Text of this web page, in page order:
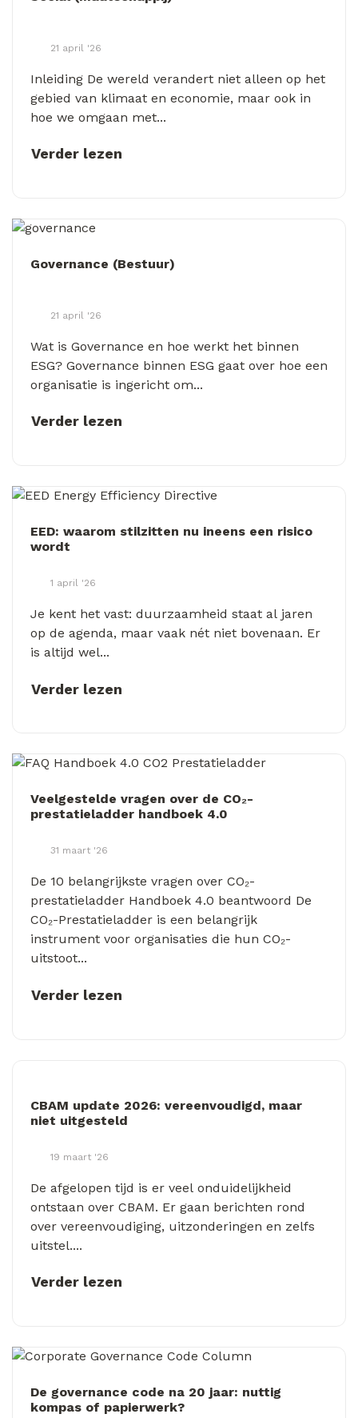
21 april '26
Inleiding De wereld verandert niet alleen op het
gebied van klimaat en economie, maar ook in
hoe we omgaan met...
Verder lezen
Governance (Bestuur)
21 april '26
Wat is Governance en hoe werkt het binnen
ESG? Governance binnen ESG gaat over hoe een
organisatie is ingericht om...
Verder lezen
EED: waarom stilzitten nu ineens een risico
wordt
1 april '26
Je kent het vast: duurzaamheid staat al jaren
op de agenda, maar vaak nét niet bovenaan. Er
is altijd wel...
Verder lezen
Veelgestelde vragen over de CO₂-
prestatieladder handboek 4.0
31 maart '26
De 10 belangrijkste vragen over CO₂-
prestatieladder Handboek 4.0 beantwoord De
CO₂-Prestatieladder is een belangrijk
instrument voor organisaties die hun CO₂-
uitstoot...
Verder lezen
CBAM update 2026: vereenvoudigd, maar
niet uitgesteld
19 maart '26
De afgelopen tijd is er veel onduidelijkheid
ontstaan over CBAM. Er gaan berichten rond
over vereenvoudiging, uitzonderingen en zelfs
uitstel....
Verder lezen
De governance code na 20 jaar: nuttig
kompas of papierwerk?